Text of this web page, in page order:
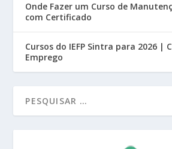
Onde Fazer um Curso de
com Certificado
Cursos do IEFP Sintra para 2026 |
Emprego